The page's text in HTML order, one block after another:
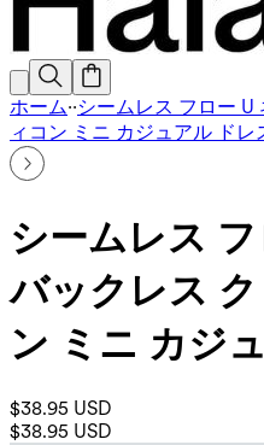
ホーム··シームレス フロー U
ィコン ミニ カジュアル ドレ
シームレス
バックレス
ン ミニ カジ
$38.95 USD
$38.95 USD